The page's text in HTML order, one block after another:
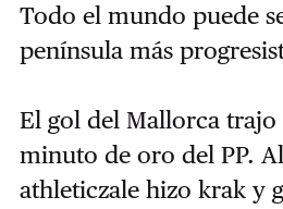
Todo el mundo puede
península más
El gol del Mallorca trajo
minuto de oro del PP.
athleticzale hizo krak y